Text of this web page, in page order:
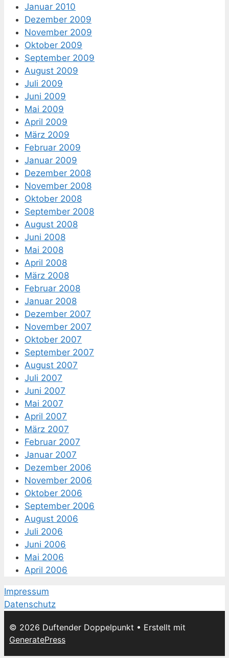
Januar 2010
Dezember 2009
November 2009
Oktober 2009
September 2009
August 2009
Juli 2009
Juni 2009
Mai 2009
April 2009
März 2009
Februar 2009
Januar 2009
Dezember 2008
November 2008
Oktober 2008
September 2008
August 2008
Juni 2008
Mai 2008
April 2008
März 2008
Februar 2008
Januar 2008
Dezember 2007
November 2007
Oktober 2007
September 2007
August 2007
Juli 2007
Juni 2007
Mai 2007
April 2007
März 2007
Februar 2007
Januar 2007
Dezember 2006
November 2006
Oktober 2006
September 2006
August 2006
Juli 2006
Juni 2006
Mai 2006
April 2006
Impressum
Datenschutz
© 2026 Duftender Doppelpunkt • Erstellt mit
GeneratePress